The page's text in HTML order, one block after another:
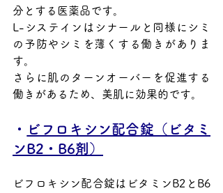
分とする医薬品です。
L-システインはシナールと同様にシミ
の予防やシミを薄くする働きがありま
す。
さらに肌のターンオーバーを促進する
働きがあるため、美肌に効果的です。
・
ビフロキシン配合錠（ビタミ
ンB2・B6剤）
ビフロキシン配合錠はビタミンB2とB6